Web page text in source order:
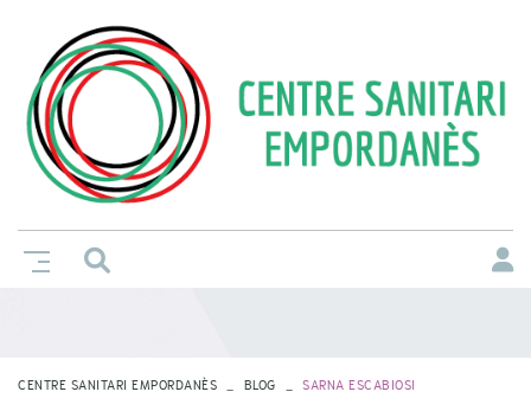
CENTRE SANITARI EMPORDANÈS BLOG SARNA ESCABIOSI